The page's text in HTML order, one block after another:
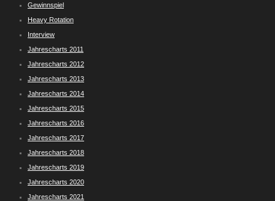
Gewinnspiel
Heavy Rotation
Interview
Jahrescharts 2011
Jahrescharts 2012
Jahrescharts 2013
Jahrescharts 2014
Jahrescharts 2015
Jahrescharts 2016
Jahrescharts 2017
Jahrescharts 2018
Jahrescharts 2019
Jahrescharts 2020
Jahrescharts 2021